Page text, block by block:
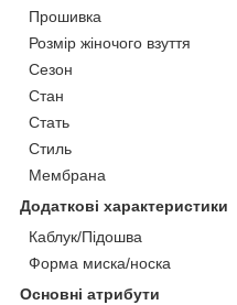
Прошивка
Розмір жіночого взуття
Сезон
Стан
Стать
Стиль
Мембрана
Додаткові характеристики
Каблук/Підошва
Форма миска/носка
Основні атрибути